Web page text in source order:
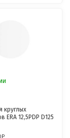
круглых
ERA 12,5PDP D125